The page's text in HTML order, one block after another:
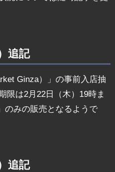
追記
Ginza）」の事前入店抽
限は2月22日（木）19時ま
のみの販売となるようで
追記